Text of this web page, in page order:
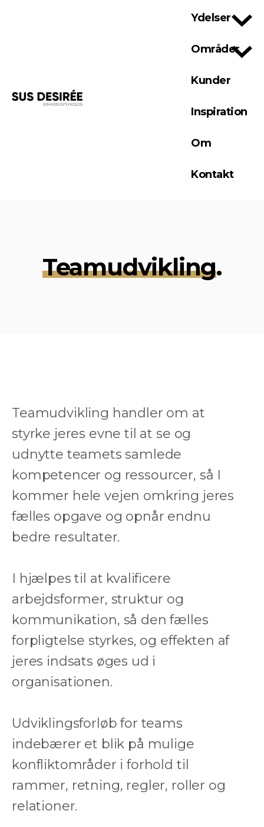
Ydelser
Områder
Kunder
Inspiration
Om
Kontakt
Teamudvikling.
Teamudvikling handler om at
styrke jeres evne til at se og
udnytte teamets samlede
kompetencer og ressourcer, så I
kommer hele vejen omkring jeres
fælles opgave og opnår endnu
bedre resultater.
I hjælpes til at kvalificere
arbejdsformer, struktur og
kommunikation, så den fælles
forpligtelse styrkes, og effekten af
jeres indsats øges ud i
organisationen.
Udviklingsforløb for teams
indebærer et blik på mulige
konfliktområder i forhold til
rammer, retning, regler, roller og
relationer.